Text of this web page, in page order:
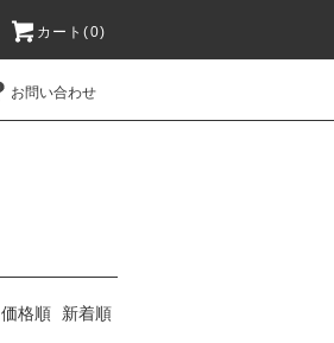
カート(0)
お問い合わせ
価格順 新着順